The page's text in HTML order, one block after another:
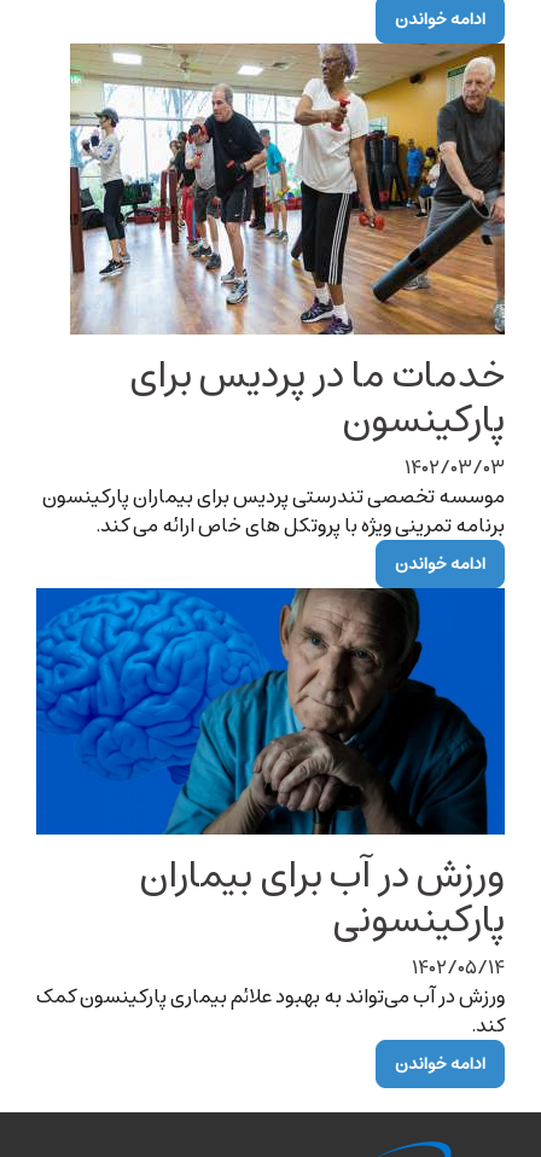
ادامه خواندن
خدمات ما در پردیس برای
پارکینسون
۱۴۰۲/۰۳/۰۳
موسسه تخصصی تندرستی پردیس برای بیماران پارکینسون
برنامه تمرینی ویژه با پروتکل های خاص ارائه می کند.
ادامه خواندن
ورزش در آب برای بیماران
پارکینسونی
۱۴۰۲/۰۵/۱۴
ورزش در آب می‌تواند به بهبود علائم بیماری پارکینسون کمک
کند.
ادامه خواندن